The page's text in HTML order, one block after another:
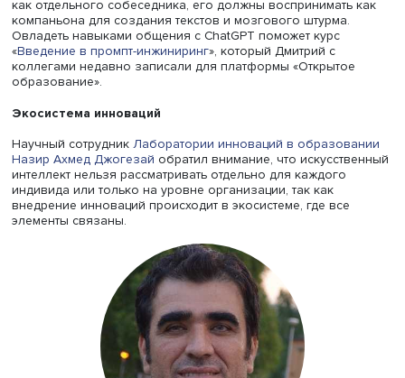
Дмитрий Сошников
«Нужно расширить круг людей, которые будут
искусственным интеллектом, обучить их, заниматься
популяризацией», — подчеркивает он. Однако, по
Дмитрия Сошникова, это будет непросто:
ChatGPT предполагает умение правильно задать
этим справляется не каждый: ChatGPT не стоит
как отдельного собеседника, его должны
компаньона для создания текстов и мозгового штурма.
Овладеть навыками общения с ChatGPT поможет курс
Введение в промпт-инжиниринг», который Дмитрий с
коллегами недавно записали для платформы
образование».